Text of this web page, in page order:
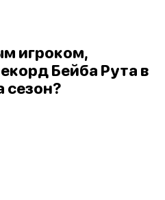
игроком,
Бейба Рута в
сезон?